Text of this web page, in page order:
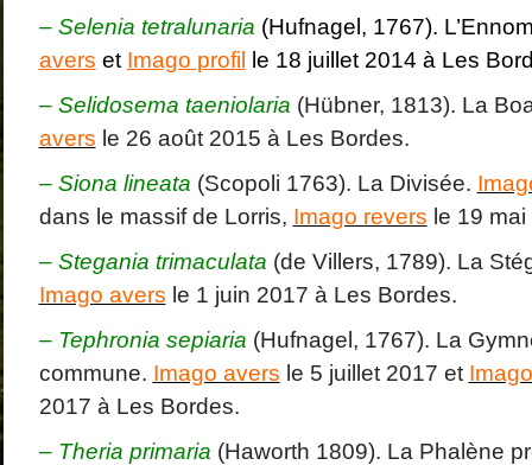
– Selenia tetralunaria (Hufnagel, 1767).
avers et Imago profil
le 18 juillet 2014 à Les
– Selidosema taeniolaria (Hübner, 1813). La
avers le 26 août 2015 à Les Bordes.
– Siona lineata (Scopoli 1763). La Divisée.
dans le massif de Lorris, Imago revers le 19
– Stegania trimaculata (de Villers, 1789). La
Imago avers le 1 juin 2017 à Les Bordes.
– Tephronia sepiaria (Hufnagel, 1767). La
commune. Imago avers le 5 juillet 2017 et
2017 à Les Bordes.
– Theria primaria (Haworth 1809). La Phalène